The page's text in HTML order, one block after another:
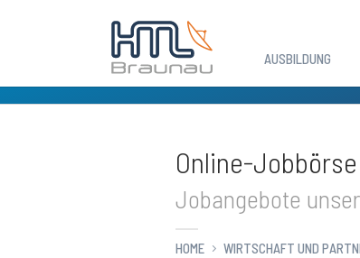
AUSBILDUNG
Online-Jobbörse
Jobangebote
HOME WIRTSCHAFT UND